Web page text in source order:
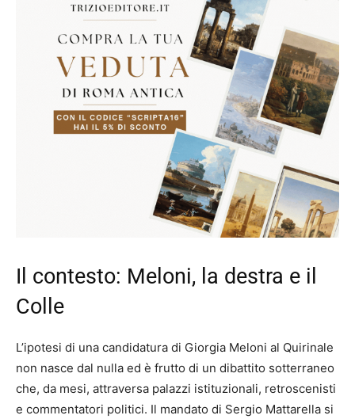
Il contesto: Meloni, la destra e il
Colle
L’ipotesi di una candidatura di Giorgia Meloni al Quirinale
non nasce dal nulla ed è frutto di un dibattito sotterraneo
che, da mesi, attraversa palazzi istituzionali, retroscenisti
e commentatori politici. Il mandato di Sergio Mattarella si